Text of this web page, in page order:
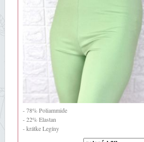
- 78% Poliammide
- 22% Elastan
- krátke Legíny